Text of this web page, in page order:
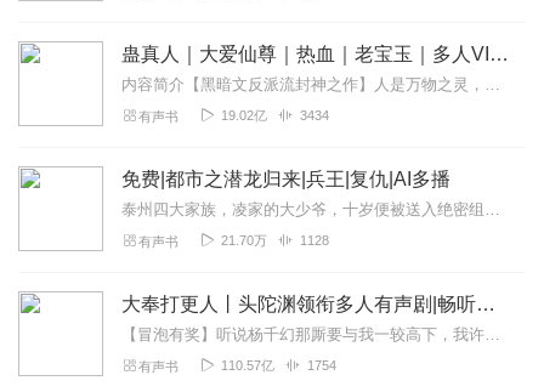
蛊真人｜大爱仙尊｜热血｜老宝玉｜多人VIP免费有声剧
内容简介【黑暗文反派流封神之作】人是万物之灵，蛊是天地真精。一个穿越者不断重生的故事。一个养蛊、炼蛊、用蛊的奇特世界。配音组（男角色）老宝玉旁白...
有声书 19.02亿 3434
免费|都市之潜龙归来|兵王|复仇|AI多播
泰州四大家族，凌家的大少爷，十岁便被送入绝密组织"犽",经过十年训练搏杀，已然成超级高手，如今回归都市，开启传奇人生!
有声书 21.70万 1128
大奉打更人丨头陀渊领衔多人有声剧|畅听全集|王鹤棣、田曦薇主演影视剧原著|卖报小郎君
【冒泡有奖】听说杨千幻那厮要与我一较高下，我许七安要开始装叉了！快进入声音播放页戳下方输入框，冒个泡偷偷告诉我，我要用哪些诗词才能胜过他？说得好的，有赏！202...
有声书 110.57亿 1754